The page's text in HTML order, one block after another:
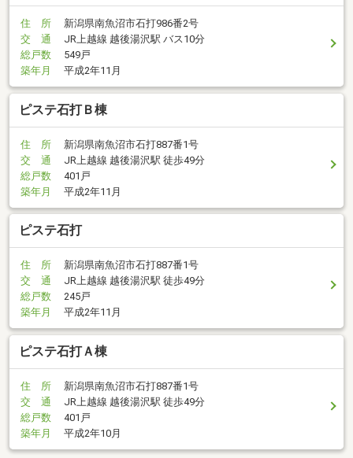
住 所
新潟県南魚沼市石打986番2号
交 通
JR上越線 越後湯沢駅 バス10分
総戸数
549戸
築年月
平成2年11月
ピステ石打Ｂ棟
住 所
新潟県南魚沼市石打887番1号
交 通
JR上越線 越後湯沢駅 徒歩49分
総戸数
401戸
築年月
平成2年11月
ピステ石打
住 所
新潟県南魚沼市石打887番1号
交 通
JR上越線 越後湯沢駅 徒歩49分
総戸数
245戸
築年月
平成2年11月
ピステ石打Ａ棟
住 所
新潟県南魚沼市石打887番1号
交 通
JR上越線 越後湯沢駅 徒歩49分
総戸数
401戸
築年月
平成2年10月